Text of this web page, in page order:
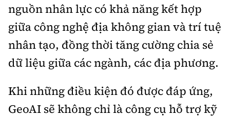
nguồn nhân lực có khả năng kết hợp
giữa công nghệ địa không gian và trí tuệ
nhân tạo, đồng thời tăng cường chia sẻ
dữ liệu giữa các ngành, các địa phương.
Khi những điều kiện đó được đáp ứng,
GeoAI sẽ không chỉ là công cụ hỗ trợ kỹ